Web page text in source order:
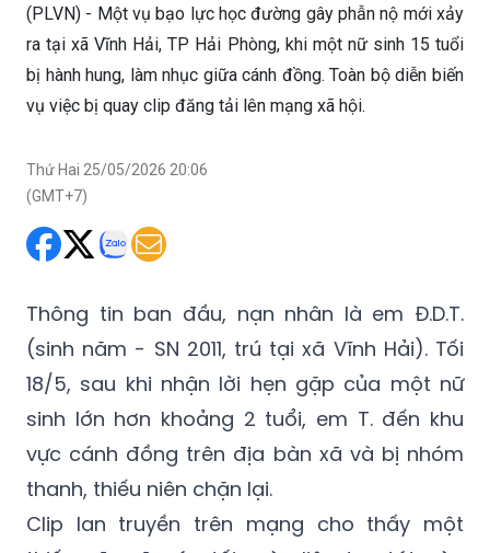
bị hành hung, làm nhục giữa cánh đồng. Toàn bộ diễn biến
vụ việc bị quay clip đăng tải lên mạng xã hội.
Thứ Hai 25/05/2026 20:06
Thông tin ban đầu, nạn nhân là em Đ.D.T.
18/5, sau khi nhận lời hẹn gặp của một nữ
sinh lớn hơn khoảng 2 tuổi, em T. đến khu
vực cánh đồng trên địa bàn xã và bị nhóm
thanh, thiếu niên chặn lại.
Clip lan truyền trên mạng cho thấy một
thiếu nữ mặc áo tối màu liên tục tát vào
mặt, đầu nạn nhân, kèm theo những lời lẽ